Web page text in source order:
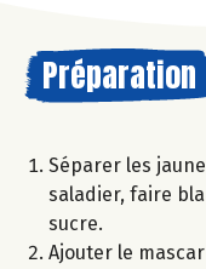
Préparation
Séparer les
saladier, faire
sucre.
Ajouter le